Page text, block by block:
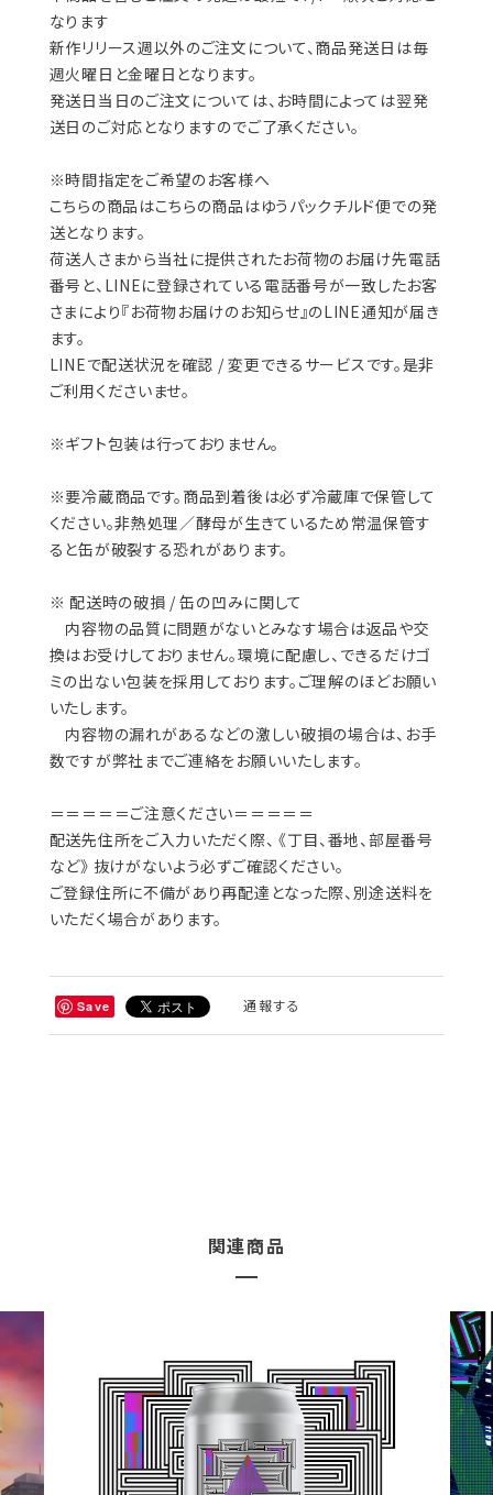
なります
新作リリース週以外のご注文について、商品発送日は毎
週火曜日と金曜日となります。
発送日当日のご注文については、お時間によっては翌発
送日のご対応となりますのでご了承ください。
※時間指定をご希望のお客様へ
こちらの商品はこちらの商品はゆうパックチルド便での発
送となります。
荷送人さまから当社に提供されたお荷物のお届け先電話
番号と、LINEに登録されている電話番号が一致したお客
さまにより『お荷物お届けのお知らせ』のLINE通知が届き
ます。
LINEで配送状況を確認 / 変更できるサービスです。是非
ご利用くださいませ。
※ギフト包装は行っておりません。
※要冷蔵商品です。商品到着後は必ず冷蔵庫で保管して
ください。非熱処理／酵母が生きているため常温保管す
ると缶が破裂する恐れがあります。
※ 配送時の破損 / 缶の凹みに関して
内容物の品質に問題がないとみなす場合は返品や交
換はお受けしておりません。環境に配慮し、できるだけゴ
ミの出ない包装を採用しております。ご理解のほどお願い
いたします。
内容物の漏れがあるなどの激しい破損の場合は、お手
数ですが弊社までご連絡をお願いいたします。
＝＝＝＝＝ご注意ください＝＝＝＝＝
配送先住所をご入力いただく際、 《丁目、番地、部屋番号
など》 抜けがないよう必ずご確認ください。
ご登録住所に不備があり再配達となった際、別途送料を
いただく場合があります。
Save 通報する
関連商品